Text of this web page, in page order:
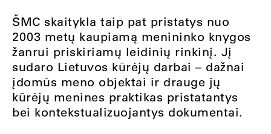
ŠMC skaitykla taip pat pristatys nuo
2003 metų kaupiamą menininko knygos
žanrui priskiriamų leidinių rinkinį. Jį
sudaro Lietuvos kūrėjų darbai – dažnai
įdomūs meno objektai ir drauge jų
kūrėjų menines praktikas pristatantys
bei kontekstualizuojantys dokumentai.